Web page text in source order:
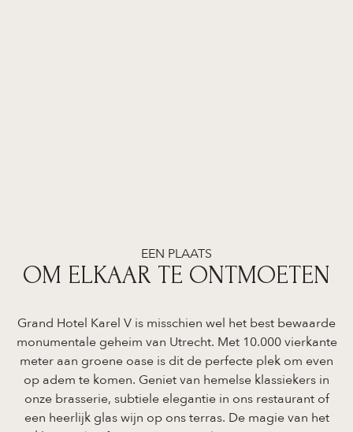
EEN PLAATS
OM ELKAAR TE ONTMOETEN
Grand Hotel Karel V is misschien wel het best bewaarde
monumentale geheim van Utrecht. Met 10.000 vierkante
meter aan groene oase is dit de perfecte plek om even
op adem te komen. Geniet van hemelse klassiekers in
onze brasserie, subtiele elegantie in ons restaurant of
een heerlijk glas wijn op ons terras. De magie van het